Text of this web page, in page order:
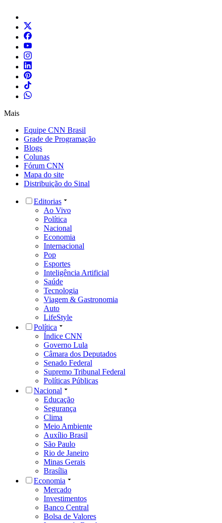
Mais
Equipe CNN Brasil
Grade de Programação
Blogs
Colunas
Fórum CNN
Mapa do site
Distribuição do Sinal
Editorias
Ao Vivo
Política
Nacional
Economia
Internacional
Pop
Esportes
Inteligência Artificial
Saúde
Tecnologia
Viagem & Gastronomia
Auto
LifeStyle
Política
Índice CNN
Governo Lula
Câmara dos Deputados
Senado Federal
Supremo Tribunal Federal
Políticas Públicas
Nacional
Educação
Segurança
Clima
Meio Ambiente
Auxílio Brasil
São Paulo
Rio de Janeiro
Minas Gerais
Brasília
Economia
Mercado
Investimentos
Banco Central
Bolsa de Valores